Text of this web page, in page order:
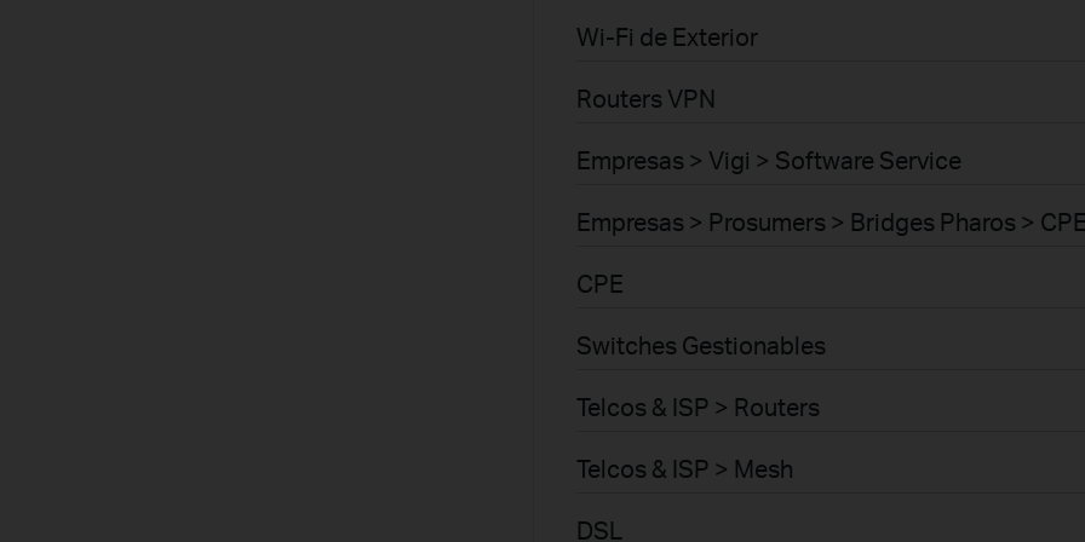
Wi-Fi de Exterior
Routers VPN
Empresas > Vigi > Software Service
Empresas > Prosumers > Bridges Pharos >
CPE
Switches Gestionables
Telcos & ISP > Routers
Telcos & ISP > Mesh
DSL